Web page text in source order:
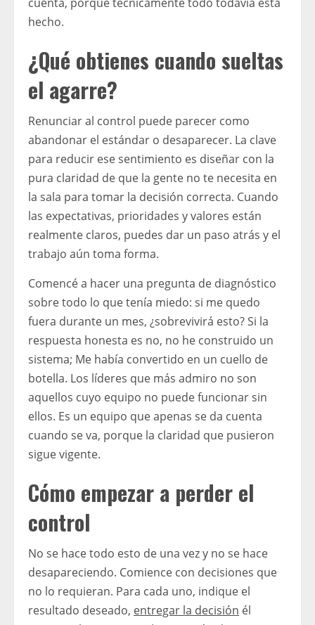
hecho.
¿Qué obtienes cuando sueltas
el agarre?
Renunciar al control puede parecer como
abandonar el estándar o desaparecer. La clave
para reducir ese sentimiento es diseñar con la
pura claridad de que la gente no te necesita en
la sala para tomar la decisión correcta. Cuando
las expectativas, prioridades y valores están
realmente claros, puedes dar un paso atrás y el
trabajo aún toma forma.
Comencé a hacer una pregunta de diagnóstico
sobre todo lo que tenía miedo: si me quedo
fuera durante un mes, ¿sobrevivirá esto? Si la
respuesta honesta es no, no he construido un
sistema; Me había convertido en un cuello de
botella. Los líderes que más admiro no son
aquellos cuyo equipo no puede funcionar sin
ellos. Es un equipo que apenas se da cuenta
cuando se va, porque la claridad que pusieron
sigue vigente.
Cómo empezar a perder el
control
No se hace todo esto de una vez y no se hace
desapareciendo. Comience con decisiones que
no lo requieran. Para cada uno, indique el
resultado deseado, entregar la decisión él